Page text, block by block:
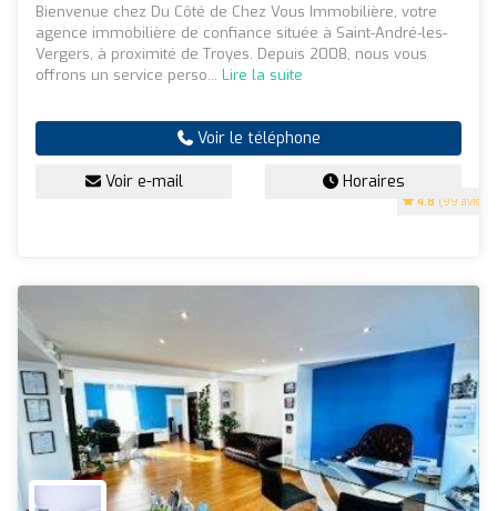
4.8 (99 avis)
Bienvenue chez Du Côté de Chez Vous Immobilière, votre
agence immobilière de confiance située à Saint-André-les-
Vergers, à proximité de Troyes. Depuis 2008, nous vous
offrons un service perso... Lire la suite
Voir le téléphone
Voir e-mail Horaires